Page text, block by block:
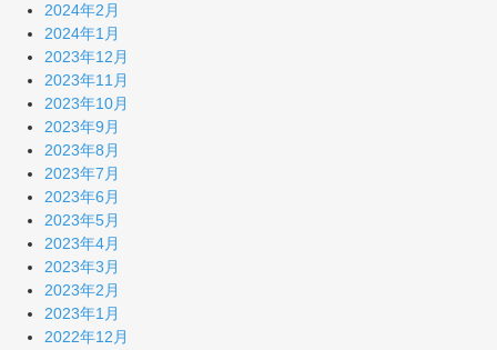
2024年2月
2024年1月
2023年12月
2023年11月
2023年10月
2023年9月
2023年8月
2023年7月
2023年6月
2023年5月
2023年4月
2023年3月
2023年2月
2023年1月
2022年12月